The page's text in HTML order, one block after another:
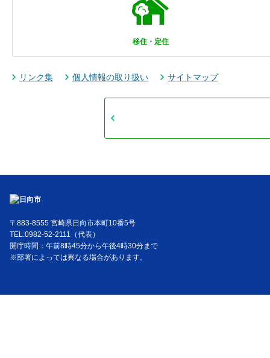
移住・定住
リンク集 個人情報の取り扱い サイトマップ
〒883-8555 宮崎県日向市本町10番5号
TEL:0982-52-2111（代表）
開庁時間：午前8時45分から午後4時30分まで
※部署によっては異なる場合があります。